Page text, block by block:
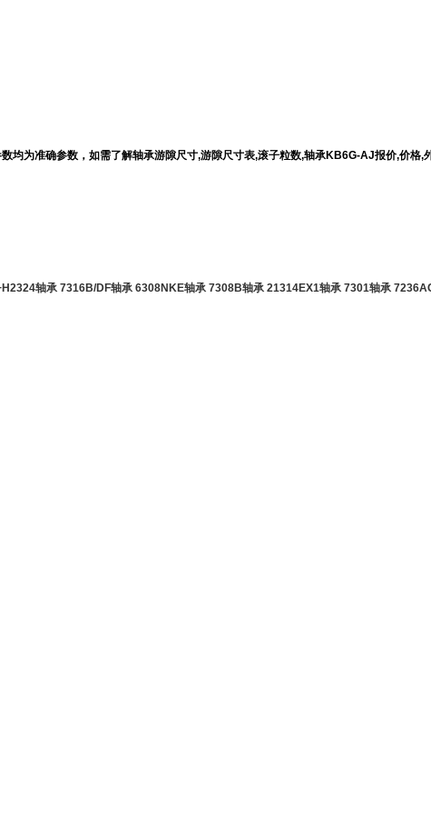
为准确参数，如需了解轴承游隙尺寸,游隙尺寸表,滚子粒数,轴承KB6G-AJ报价,价格
轴承 7316B/DF轴承 6308NKE轴承 7308B轴承 21314EX1轴承 7301轴承